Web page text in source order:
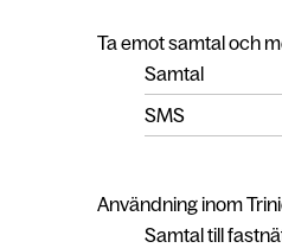
Ta emot samtal och
Samtal
SMS
Användning inom
Samtal till